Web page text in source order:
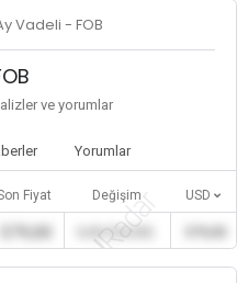
Vadeli - FOB
ve yorumlar
Yorumlar
Fiyat Değişim USD
0,00 (%0,00)